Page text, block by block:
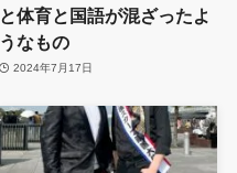
と体育と国語が混ざったよ
うなもの
2024年7月17日